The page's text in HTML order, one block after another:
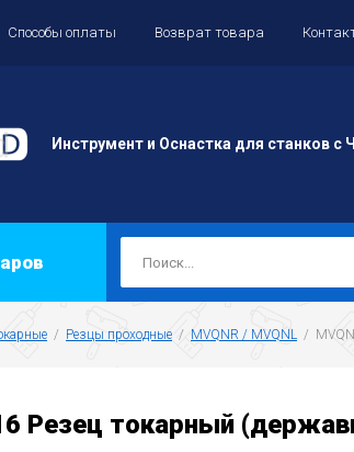
Способы оплаты Возврат товара
Инструмент и Оснастка для станков с
  /
Резцы проходные
  /
MVQNR / MVQNL
/
Резец токарный